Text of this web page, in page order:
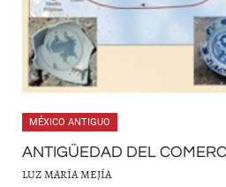
MÉXICO ANTIGUO
ANTIGÜEDAD DEL
LUZ MARÍA MEJÍA